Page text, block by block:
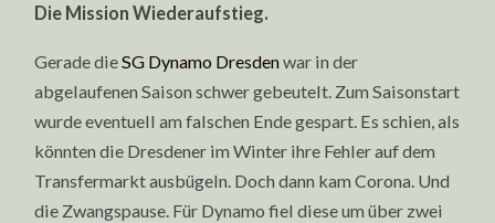
Die Mission Wiederaufstieg.
Gerade dieSG Dynamo Dresdenwar in der
abgelaufenen Saison schwer gebeutelt. Zum Saisonstart
wurde eventuell am falschen Ende gespart. Es schien, als
könnten die Dresdener im Winter ihre Fehler auf dem
Transfermarkt ausbügeln. Doch dann kam Corona. Und
die Zwangspause. Für Dynamo fiel diese um über zwei